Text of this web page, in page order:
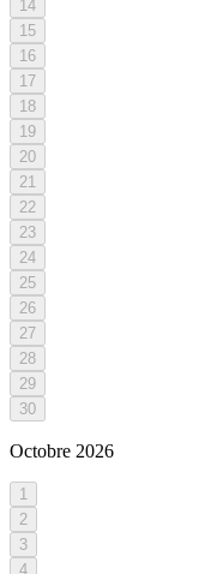
14
15
16
17
18
19
20
21
22
23
24
25
26
27
28
29
30
Octobre 2026
1
2
3
4